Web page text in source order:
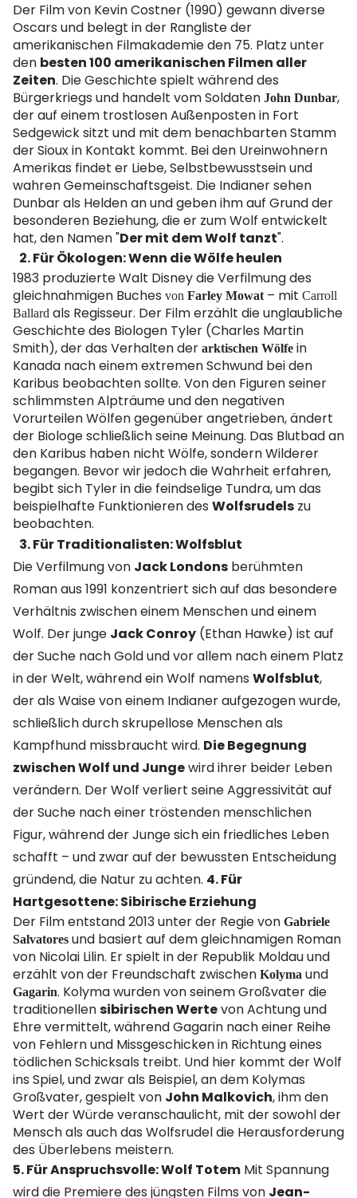
Der Film von Kevin Costner (1990) gewann diverse
Oscars und belegt in der Rangliste der
amerikanischen Filmakademie den 75. Platz unter
den besten 100 amerikanischen Filmen aller
Zeiten. Die Geschichte spielt während des
Bürgerkriegs und handelt vom Soldaten John Dunbar,
der auf einem trostlosen Außenposten in Fort
Sedgewick sitzt und mit dem benachbarten Stamm
der Sioux in Kontakt kommt. Bei den Ureinwohnern
Amerikas findet er Liebe, Selbstbewusstsein und
wahren Gemeinschaftsgeist. Die Indianer sehen
Dunbar als Helden an und geben ihm auf Grund der
besonderen Beziehung, die er zum Wolf entwickelt
hat, den Namen "Der mit dem Wolf tanzt".
2. Für Ökologen: Wenn die Wölfe heulen
1983 produzierte Walt Disney die Verfilmung des
gleichnahmigen Buches von Farley Mowat – mit Carroll
Ballard als Regisseur. Der Film erzählt die unglaubliche
Geschichte des Biologen Tyler (Charles Martin
Smith), der das Verhalten der arktischen Wölfe in
Kanada nach einem extremen Schwund bei den
Karibus beobachten sollte. Von den Figuren seiner
schlimmsten Alpträume und den negativen
Vorurteilen Wölfen gegenüber angetrieben, ändert
der Biologe schließlich seine Meinung. Das Blutbad an
den Karibus haben nicht Wölfe, sondern Wilderer
begangen. Bevor wir jedoch die Wahrheit erfahren,
begibt sich Tyler in die feindselige Tundra, um das
beispielhafte Funktionieren des Wolfsrudels zu
beobachten.
3. Für Traditionalisten: Wolfsblut
Die Verfilmung von Jack Londons berühmten
Roman aus 1991 konzentriert sich auf das besondere
Verhältnis zwischen einem Menschen und einem
Wolf. Der junge Jack Conroy (Ethan Hawke) ist auf
der Suche nach Gold und vor allem nach einem Platz
in der Welt, während ein Wolf namens Wolfsblut,
der als Waise von einem Indianer aufgezogen wurde,
schließlich durch skrupellose Menschen als
Kampfhund missbraucht wird. Die Begegnung
zwischen Wolf und Jungewird ihrer beider Leben
verändern. Der Wolf verliert seine Aggressivität auf
der Suche nach einer tröstenden menschlichen
Figur, während der Junge sich ein friedliches Leben
schafft – und zwar auf der bewussten Entscheidung
gründend, die Natur zu achten. 4. Für
Hartgesottene: Sibirische Erziehung
Der Film entstand 2013 unter der Regie von Gabriele
Salvatores und basiert auf dem gleichnamigen Roman
von Nicolai Lilin. Er spielt in der Republik Moldau und
erzählt von der Freundschaft zwischen Kolyma und
Gagarin. Kolyma wurden von seinem Großvater die
traditionellensibirischen Wertevon Achtung und
Ehre vermittelt, während Gagarin nach einer Reihe
von Fehlern und Missgeschicken in Richtung eines
tödlichen Schicksals treibt. Und hier kommt der Wolf
ins Spiel, und zwar als Beispiel, an dem Kolymas
Großvater, gespielt von John Malkovich, ihm den
Wert der Würde veranschaulicht, mit der sowohl der
Mensch als auch das Wolfsrudel die Herausforderung
des Überlebens meistern.
5. Für Anspruchsvolle: Wolf Totem Mit Spannung
wird die Premiere des jüngsten Films von Jean-